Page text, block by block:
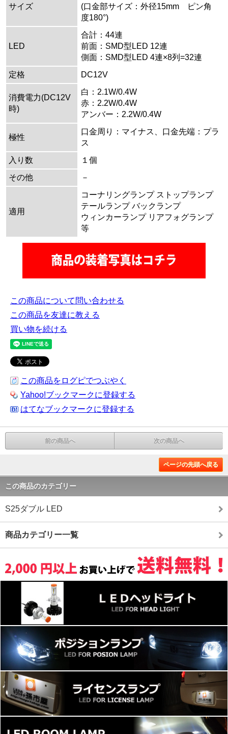
サイズ
(口金部サイズ：外径15mm ピン角
度180°)
LED
合計：44連
前面：SMD型LED 12連
側面：SMD型LED 4連×8列=32連
定格
DC12V
消費電力(DC12V
時)
白：2.1W/0.4W
赤：2.2W/0.4W
アンバー：2.2W/0.4W
極性
口金周り：マイナス、口金先端：プラ
ス
入り数
１個
その他
－
適用
コーナリングランプ ストップランプ
テールランプ バックランプ
ウィンカーランプ リアフォグランプ
等
この商品について問い合わせる
この商品を友達に教える
買い物を続ける
この商品をログピでつぶやく
Yahoo!ブックマークに登録する
はてなブックマークに登録する
前の商品へ 次の商品へ
ページの先頭へ戻る
この商品のカテゴリー
S25ダブル LED
商品カテゴリー一覧